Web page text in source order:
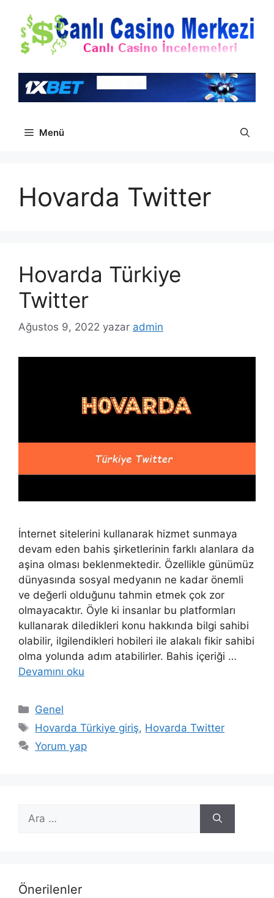
Menü
Hovarda Twitter
Hovarda Türkiye
Twitter
Ağustos 9, 2022 yazar admin
İnternet sitelerini kullanarak hizmet sunmaya
devam eden bahis şirketlerinin farklı alanlara da
aşina olması beklenmektedir. Özellikle günümüz
dünyasında sosyal medyanın ne kadar önemli
ve değerli olduğunu tahmin etmek çok zor
olmayacaktır. Öyle ki insanlar bu platformları
kullanarak diledikleri konu hakkında bilgi sahibi
olabilir, ilgilendikleri hobileri ile alakalı fikir sahibi
olma yolunda adım atabilirler. Bahis içeriği …
Devamını oku
Kategoriler
Genel
Etiketler
Hovarda Türkiye giriş, Hovarda Twitter
Yorum yap
ara
Önerilenler